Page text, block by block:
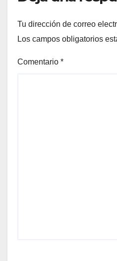
Tu dirección de correo
Los campos obligatorios
Comentario *